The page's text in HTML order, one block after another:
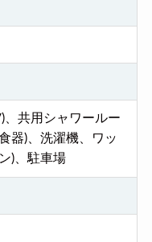
、共用シャワールー
器)、洗濯機、ワッ
)、駐車場